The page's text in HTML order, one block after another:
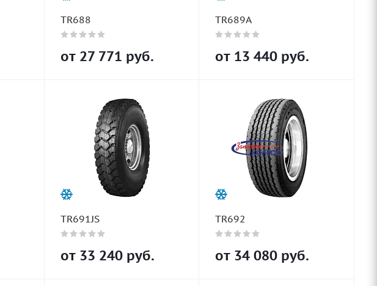
TR688
от 27 771 руб.
TR689A
от 13 440 руб.
TR691JS
от 33 240 руб.
TR692
от 34 080 руб.